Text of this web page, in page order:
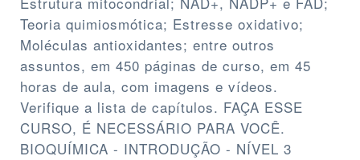
Teoria quimiosmótica; Estresse oxidativo;
Moléculas antioxidantes; entre outros
assuntos, em 450 páginas de curso, em 45
horas de aula, com imagens e vídeos.
Verifique a lista de capítulos. FAÇA ESSE
CURSO, É NECESSÁRIO PARA VOCÊ.
BIOQUÍMICA - INTRODUÇÃO - NÍVEL 3